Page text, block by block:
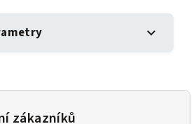
expand_more